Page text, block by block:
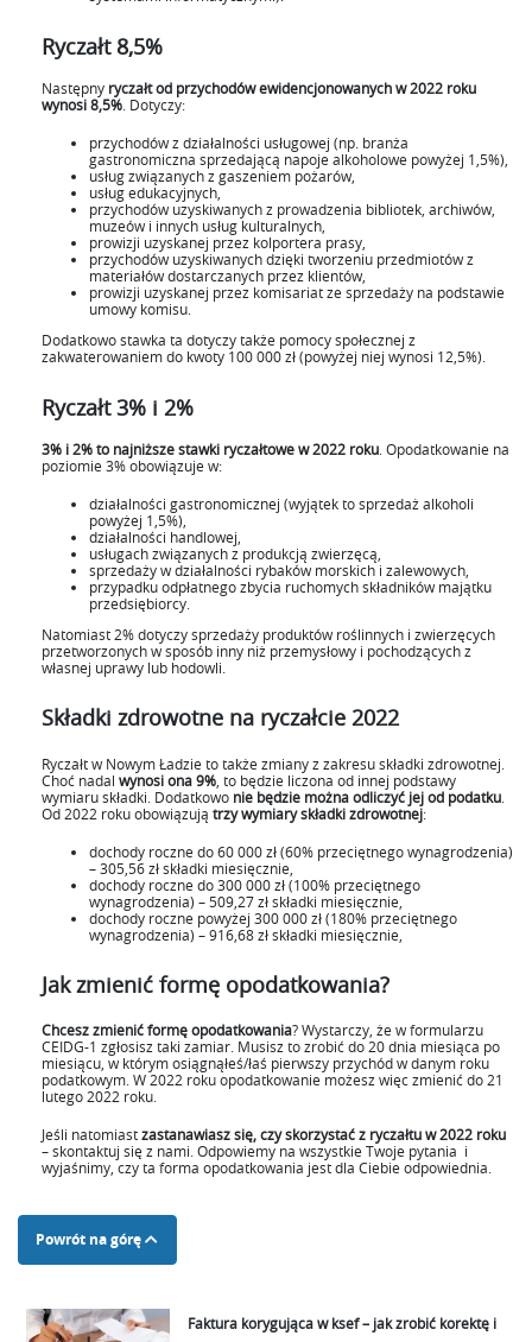
Ryczałt 8,5%
Następny ryczałt od przychodów ewidencjonowanych w 2022 roku
wynosi 8,5%. Dotyczy:
przychodów z działalności usługowej (np. branża
gastronomiczna sprzedającą napoje alkoholowe powyżej 1,5%),
usług związanych z gaszeniem pożarów,
usług edukacyjnych,
przychodów uzyskiwanych z prowadzenia bibliotek, archiwów,
muzeów i innych usług kulturalnych,
prowizji uzyskanej przez kolportera prasy,
przychodów uzyskiwanych dzięki tworzeniu przedmiotów z
materiałów dostarczanych przez klientów,
prowizji uzyskanej przez komisariat ze sprzedaży na podstawie
umowy komisu.
Dodatkowo stawka ta dotyczy także pomocy społecznej z
zakwaterowaniem do kwoty 100 000 zł (powyżej niej wynosi 12,5%).
Ryczałt 3% i 2%
3% i 2% to najniższe stawki ryczałtowe w 2022 roku. Opodatkowanie na
poziomie 3% obowiązuje w:
działalności gastronomicznej (wyjątek to sprzedaż alkoholi
powyżej 1,5%),
działalności handlowej,
usługach związanych z produkcją zwierzęcą,
sprzedaży w działalności rybaków morskich i zalewowych,
przypadku odpłatnego zbycia ruchomych składników majątku
przedsiębiorcy.
Natomiast 2% dotyczy sprzedaży produktów roślinnych i zwierzęcych
przetworzonych w sposób inny niż przemysłowy i pochodzących z
własnej uprawy lub hodowli.
Składki zdrowotne na ryczałcie 2022
Ryczałt w Nowym Ładzie to także zmiany z zakresu składki zdrowotnej.
Choć nadal wynosi ona 9% , to będzie liczona od innej podstawy
wymiaru składki. Dodatkowo nie będzie można odliczyć jej od podatku
Od 2022 roku obowiązują trzy wymiary składki zdrowotnej:
dochody roczne do 60 000 zł (60% przeciętnego wynagrodzenia)
– 305,56 zł składki miesięcznie,
dochody roczne do 300 000 zł (100% przeciętnego
wynagrodzenia) – 509,27 zł składki miesięcznie,
dochody roczne powyżej 300 000 zł (180% przeciętnego
wynagrodzenia) – 916,68 zł składki miesięcznie,
Jak zmienić formę opodatkowania?
Chcesz zmienić formę opodatkowania? Wystarczy, że w formularzu
CEIDG-1 zgłosisz taki zamiar. Musisz to zrobić do 20 dnia miesiąca po
miesiącu, w którym osiągnąłeś/łaś pierwszy przychód w danym roku
podatkowym. W 2022 roku opodatkowanie możesz więc zmienić do 21
lutego 2022 roku.
Jeśli natomiastzastanawiasz się, czy skorzystać z ryczałtu w 2022 roku
– skontaktuj się z nami. Odpowiemy na wszystkie Twoje pytania i
wyjaśnimy, czy ta forma opodatkowania jest dla Ciebie odpowiednia.
Powrót na górę
Faktura korygująca w ksef – jak zrobić korektę i